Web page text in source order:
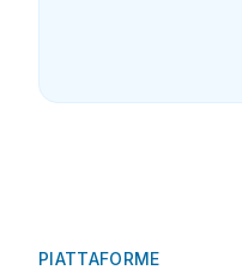
PIATTAFORME